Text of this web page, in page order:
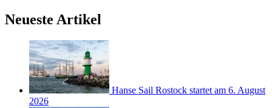
Neueste Artikel
Hanse Sail Rostock startet am 6. August
2026